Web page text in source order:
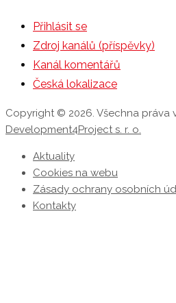
Přihlásit se
Zdroj kanálů (příspěvky)
Kanál komentářů
Česká lokalizace
Copyright © 2026. Všechna práva
Development4Project s. r. o.
Aktuality
Cookies na webu
Zásady ochrany osobních
Kontakty